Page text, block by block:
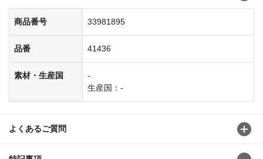
商品番号 33981895
品番 41436
素材・生産国
-
生産国：-
よくあるご質問